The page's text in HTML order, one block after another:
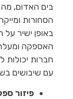
בים האדום,
הסחורות
באופן ישיר
האספקה
חברות
עם שיבושים
פיזור